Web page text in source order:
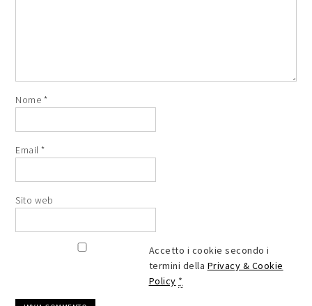
Nome *
Email*
Sito web
Accetto i cookie secondo i
termini della Privacy & Cookie
Policy *